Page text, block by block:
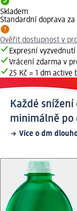
Skladem
Standardní doprava za
Ověřit dostupnost v
Expresní
Vrácení zdarma v
25 Kč = 1 dm active
Každé
minimálně po
Více o dm